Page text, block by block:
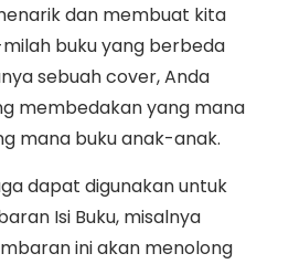
dan membuat kita
buku yang berbeda
sebuah cover, Anda
membedakan yang mana
mana buku anak-anak.
dapat digunakan untuk
Isi Buku, misalnya
ini akan menolong